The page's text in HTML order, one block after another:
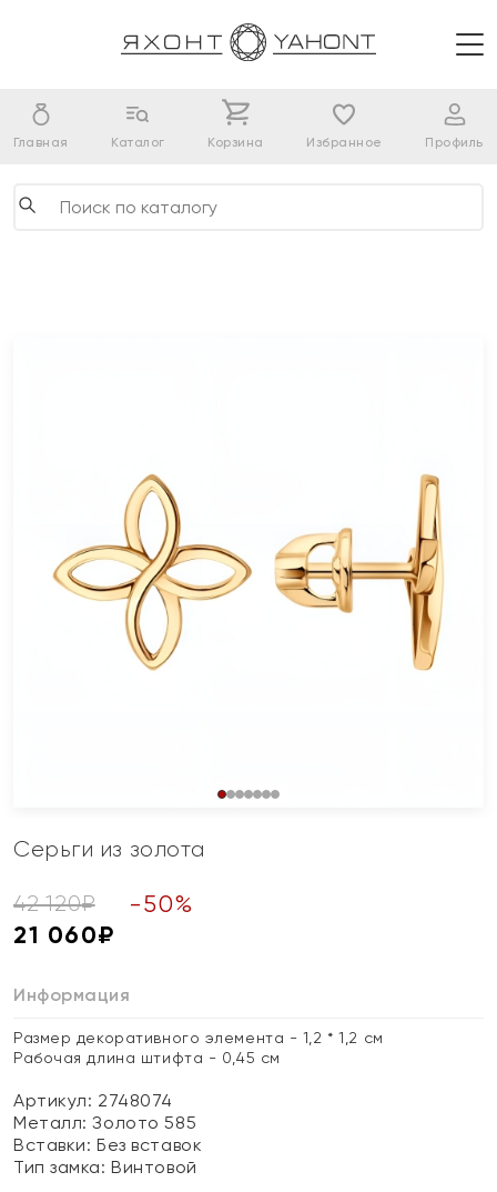
Главная Каталог Корзина Избранное Профиль
Серьги из золота
42 120₽ -50%
21 060₽
Информация
Размер декоративного элемента - 1,2 * 1,2 см
Рабочая длина штифта - 0,45 см
Артикул: 2748074
Металл:Золото 585
Вставки:Без вставок
Тип замка:Винтовой